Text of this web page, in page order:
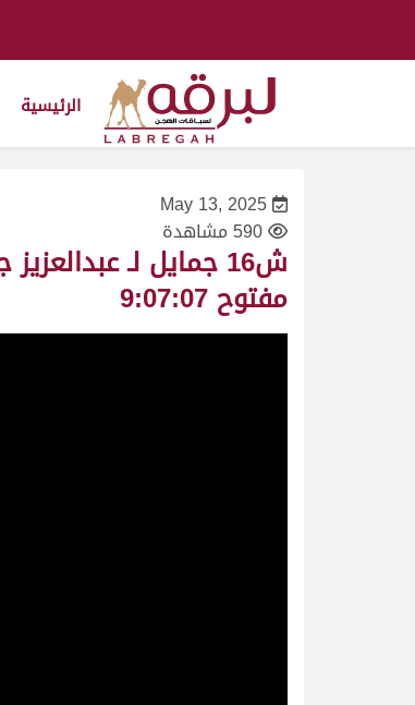
الرئيسية
May 13, 2025
590 مشاهدة
مفتوح 9:07:07